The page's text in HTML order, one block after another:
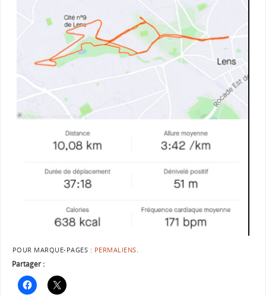
POUR MARQUE-PAGES : PERMALIENS
Partager :